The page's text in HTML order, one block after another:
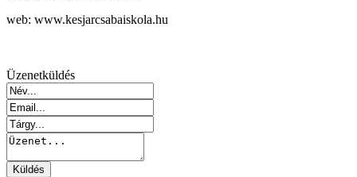
web: www.kesjarcsabaiskola.hu
Üzenetküldés